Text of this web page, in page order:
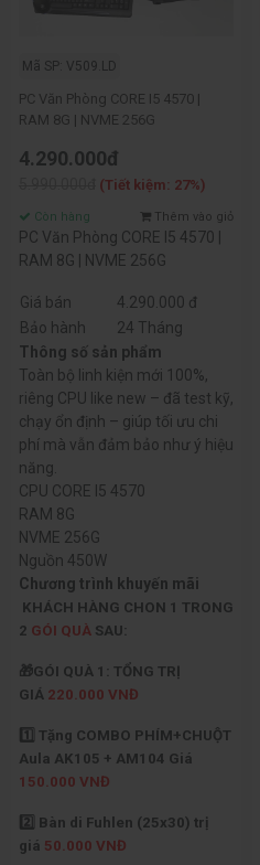
Mã SP: V509.LD
PC Văn Phòng CORE I5 4570 |
RAM 8G | NVME 256G
4.290.000đ
(Tiết kiệm: 27%)
Còn hàng Thêm vào giỏ
PC Văn Phòng CORE I5 4570 |
RAM 8G | NVME 256G
Giá bán
4.290.000 đ
Bảo hành
24 Tháng
Thông số sản phẩm
Toàn bộ linh kiện mới 100%,
riêng CPU like new – đã test kỹ,
chạy ổn định – giúp tối ưu chi
phí mà vẫn đảm bảo như ý hiệu
năng.
CPU CORE I5 4570
RAM 8G
NVME 256G
Nguồn 450W
Chương trình khuyến mãi
KHÁCH HÀNG CHON 1 TRONG
2 GÓI QUÀ SAU:
🎁GÓI QUÀ 1: TỔNG TRỊ
GIÁ 220.000 VNĐ
1️⃣ Tặng COMBO PHÍM+CHUỘT
Aula AK105 + AM104 Giá
150.000 VNĐ
2️⃣ Bàn di Fuhlen (25x30) trị
giá 50.000 VNĐ